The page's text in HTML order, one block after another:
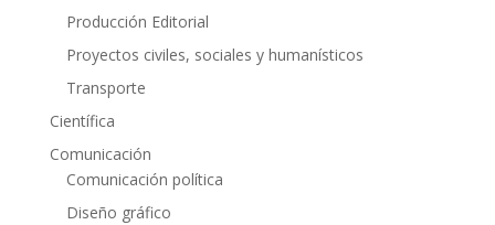
Producción Editorial
Proyectos civiles, sociales y humanísticos
Transporte
Científica
Comunicación
Comunicación política
Diseño gráfico